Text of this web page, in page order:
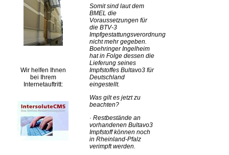
Wir helfen Ihnen
bei Ihrem
Internetauftritt:
Somit sind laut dem
BMEL die
Voraussetzungen für
die BTV-3
Impfgestattungsverordnung
nicht mehr gegeben.
Boehringer Ingelheim
hat in Folge dessen die
Lieferung seines
Impfstoffes Bultavo3 für
Deutschland
eingestellt.
Was gilt es jetzt zu
beachten?
· Restbestände an
vorhandenen Bultavo3
Impfstoff können noch
in Rheinland-Pfalz
verimpft werden.